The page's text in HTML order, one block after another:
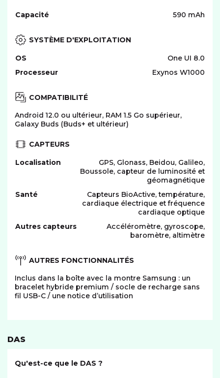
Capacité 590 mAh
SYSTÈME D'EXPLOITATION
OS
One UI 8.0
Processeur
Exynos W1000
COMPATIBILITÉ
Android 12.0 ou ultérieur, RAM 1.5 Go supérieur,
Galaxy Buds (Buds+ et ultérieur)
CAPTEURS
Localisation
GPS, Glonass, Beidou, Galileo,
Boussole, capteur de luminosité et
géomagnétique
Santé
Capteurs BioActive, température,
cardiaque électrique et fréquence
cardiaque optique
Autres capteurs
Accéléromètre, gyroscope,
baromètre, altimètre
AUTRES FONCTIONNALITÉS
Inclus dans la boîte avec la montre Samsung : un
bracelet hybride premium / socle de recharge sans
fil USB-C / une notice d’utilisation
DAS
Qu'est-ce que le DAS ?